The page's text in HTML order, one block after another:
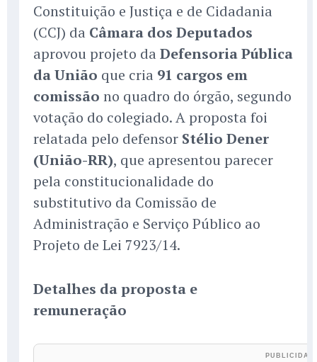
Constituição e Justiça e de Cidadania
(CCJ) da Câmara dos Deputados
aprovou projeto da Defensoria Pública
da União que cria 91 cargos em
comissão no quadro do órgão, segundo
votação do colegiado. A proposta foi
relatada pelo defensor Stélio Dener
(União-RR), que apresentou parecer
pela constitucionalidade do
substitutivo da Comissão de
Administração e Serviço Público ao
Projeto de Lei 7923/14.
Detalhes da proposta e
remuneração